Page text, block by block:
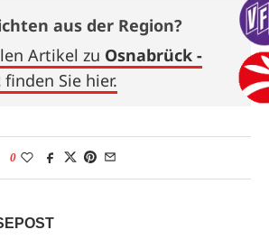
aus der Region?
Artikel zu Osnabrück -
finden Sie hier.
0